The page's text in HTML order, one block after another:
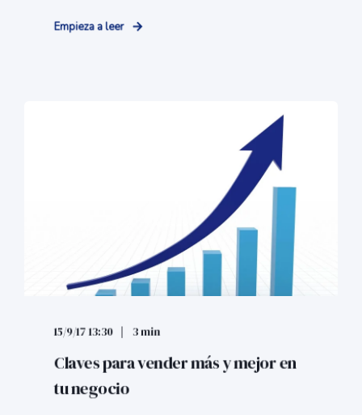
Empieza a leer
15/9/17 13:30 3 min
Claves para vender más y mejor en
tu negocio